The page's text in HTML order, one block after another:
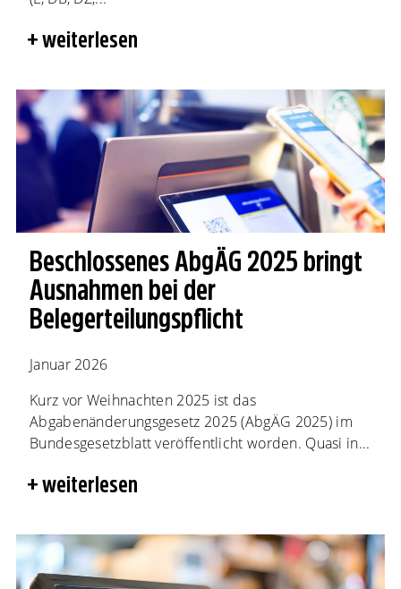
weiterlesen
Beschlossenes AbgÄG 2025 bringt
Ausnahmen bei der
Belegerteilungspflicht
Januar 2026
Kurz vor Weihnachten 2025 ist das
Abgabenänderungsgesetz 2025 (AbgÄG 2025) im
Bundesgesetzblatt veröffentlicht worden. Quasi in...
weiterlesen